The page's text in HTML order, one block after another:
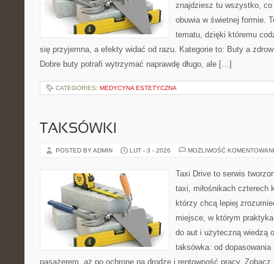
znajdziesz tu wszystko,
obuwia w świetnej formie.
tematu, dzięki któremu
się przyjemna, a efekty widać od razu. Kategorie to: Buty a
Dobre buty potrafi wytrzymać naprawdę długo, ale […]
CATEGORIES: MEDYCYNA ESTETYCZNA
TAKSÓWKI
POSTED BY ADMIN LUT - 3 - 2026 MOŻLIWOŚĆ
Taxi Drive to serwis
taxi, miłośnikach czterech
którzy chcą lepiej
miejsce, w którym
do aut i użyteczną wiedzą
taksówka: od
pasażerem, aż po ochronę na drodze i rentowność pracy.